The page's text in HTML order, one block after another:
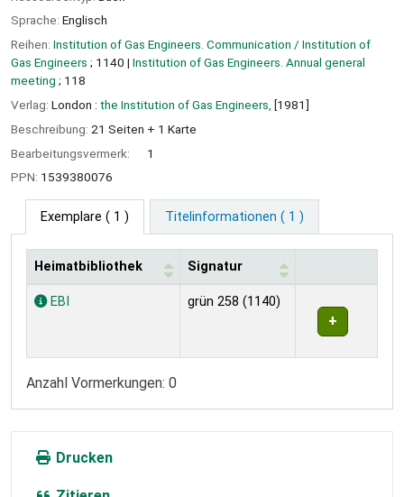
Sprache: Englisch
Reihen: Institution of Gas Engineers. Communication / Institution of
Gas Engineers ; 1140 | Institution of Gas Engineers. Annual general
meeting ; 118
Verlag: London : the Institution of Gas Engineers, [1981]
Beschreibung: 21 Seiten + 1 Karte
Bearbeitungsvermerk:
1
PPN: 1539380076
Exemplare ( 1 ) Titelinformationen ( 1 )
Exemplare
Heimatbibliothek Signatur
EBI grün 258 (1140)
Anzahl Vormerkungen: 0
Drucken